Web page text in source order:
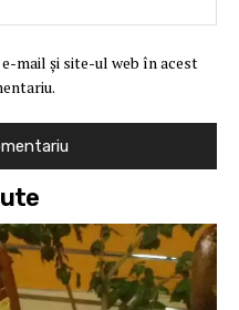
mail și site-ul web în acest